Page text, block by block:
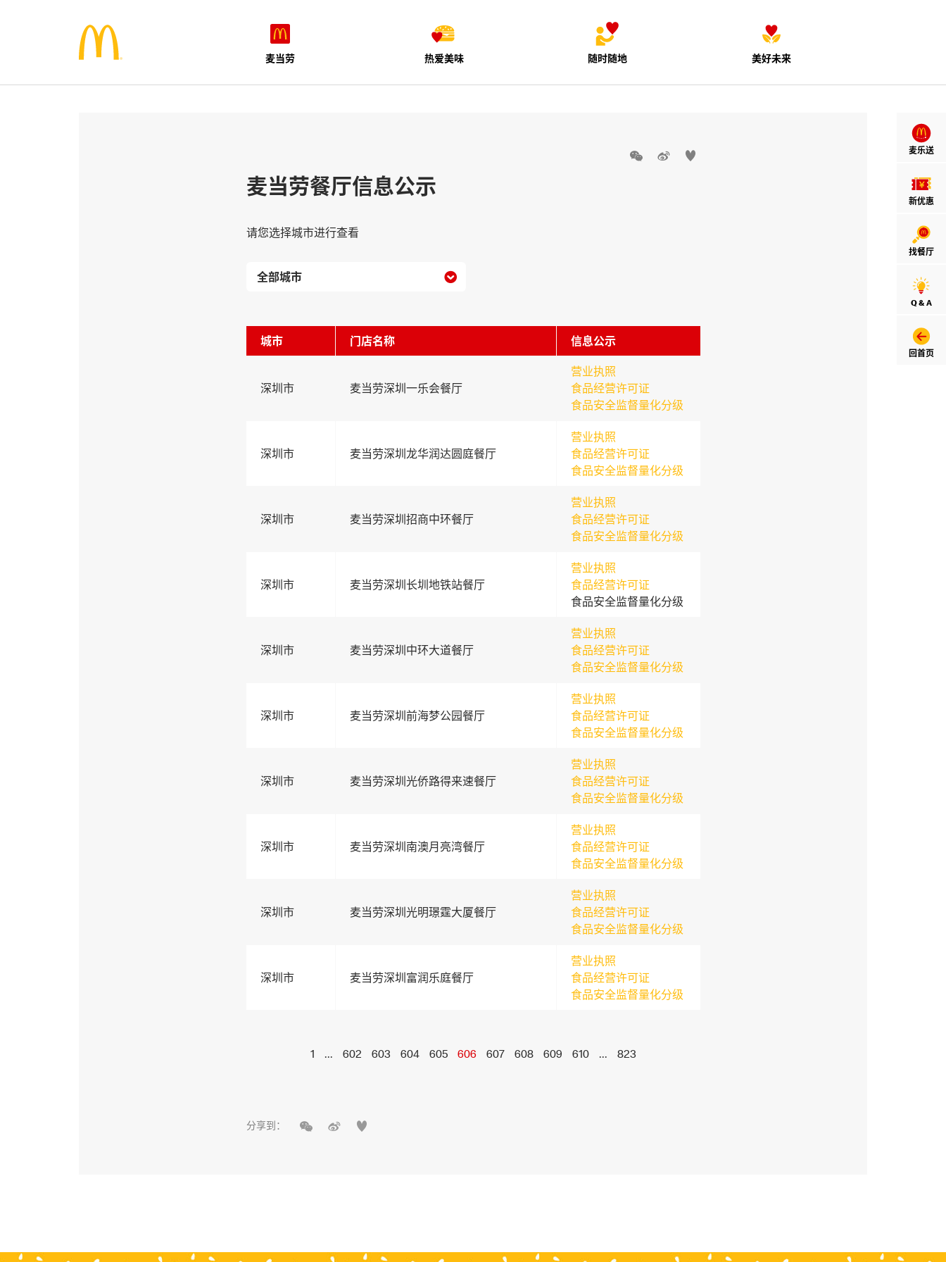
麦当劳 热爱美味 随时随地 美好未来
麦乐送
新优惠
找餐厅
Q & A
回首页
  
麦当劳餐厅信息公示
请您选择城市进行查看

城市 门店名称 信息公示
深圳市 麦当劳深圳一乐会餐厅
营业执照
食品经营许可证
食品安全监督量化分级
深圳市 麦当劳深圳龙华润达圆庭餐厅
营业执照
食品经营许可证
食品安全监督量化分级
深圳市 麦当劳深圳招商中环餐厅
营业执照
食品经营许可证
食品安全监督量化分级
深圳市 麦当劳深圳长圳地铁站餐厅
营业执照
食品经营许可证
食品安全监督量化分级
深圳市 麦当劳深圳中环大道餐厅
营业执照
食品经营许可证
食品安全监督量化分级
深圳市 麦当劳深圳前海梦公园餐厅
营业执照
食品经营许可证
食品安全监督量化分级
深圳市 麦当劳深圳光侨路得来速餐厅
营业执照
食品经营许可证
食品安全监督量化分级
深圳市 麦当劳深圳南澳月亮湾餐厅
营业执照
食品经营许可证
食品安全监督量化分级
深圳市 麦当劳深圳光明璟霆大厦餐厅
营业执照
食品经营许可证
食品安全监督量化分级
深圳市 麦当劳深圳富润乐庭餐厅
营业执照
食品经营许可证
食品安全监督量化分级
1 ... 602 603 604 605 606 607 608 609 610 ... 823
分享到：   